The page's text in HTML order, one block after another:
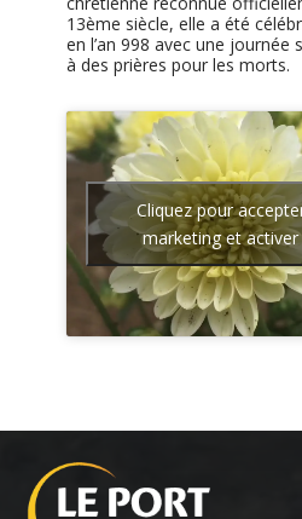
13ème siècle, elle a été
en l’an 998 avec une journée
à des prières pour les morts.
Cliquez pour
marketing et